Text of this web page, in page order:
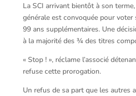
La SCI arrivant bientôt à son
générale est convoquée pour
99 ans supplémentaires. Une
à la majorité des ¾ des titres
« Stop ! », réclame l’associé
refuse cette prorogation.
Un refus de sa part que les autres